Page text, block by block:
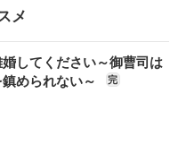
メ
してください～御曹司は
められない～
完